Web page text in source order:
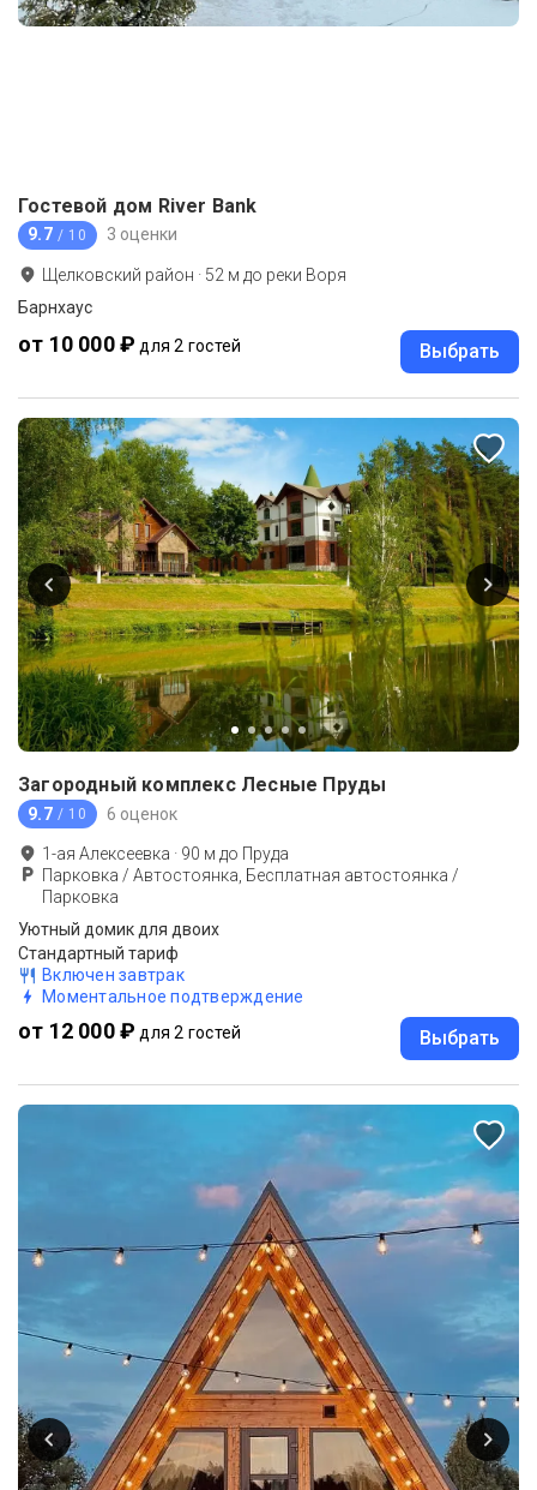
Гостевой дом River Bank
9.7 / 10 3 оценки
Щелковский район · 52 м до реки Воря
Барнхаус
от 10 000 ₽ для 2 гостей Выбрать
Загородный комплекс Лесные Пруды
9.7 / 10 6 оценок
1-ая Алексеевка · 90 м до Пруда
Парковка / Автостоянка, Бесплатная автостоянка /
Парковка
Уютный домик для двоих
Стандартный тариф
Включен завтрак
Моментальное подтверждение
от 12 000 ₽ для 2 гостей Выбрать